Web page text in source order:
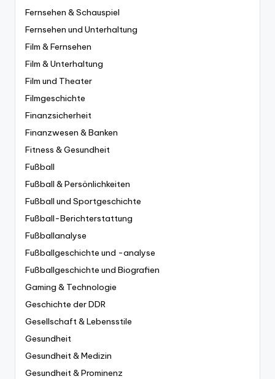
Fernsehen & Schauspiel
Fernsehen und Unterhaltung
Film & Fernsehen
Film & Unterhaltung
Film und Theater
Filmgeschichte
Finanzsicherheit
Finanzwesen & Banken
Fitness & Gesundheit
Fußball
Fußball & Persönlichkeiten
Fußball und Sportgeschichte
Fußball-Berichterstattung
Fußballanalyse
Fußballgeschichte und -analyse
Fußballgeschichte und Biografien
Gaming & Technologie
Geschichte der DDR
Gesellschaft & Lebensstile
Gesundheit
Gesundheit & Medizin
Gesundheit & Prominenz